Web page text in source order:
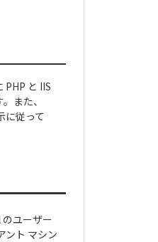
と IIS
また、
に従って
ユーザー
ント マシン